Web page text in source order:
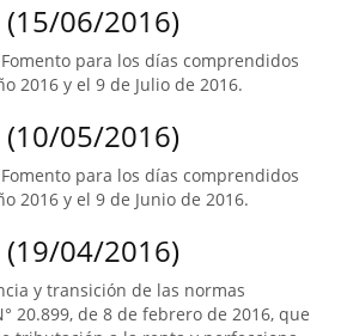
(15/06/2016)
para los días comprendidos
2016 y el 9 de Julio de 2016.
(10/05/2016)
para los días comprendidos
2016 y el 9 de Junio de 2016.
(19/04/2016)
y transición de las normas
20.899, de 8 de febrero de 2016, que